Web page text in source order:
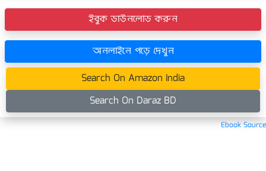
ইবুক ডাউনলোড করুন
অনলাইনে পড়ে দেখুন
Search On Amazon India
Search On Daraz BD
Ebook Source